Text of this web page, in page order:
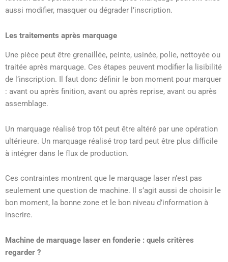
aussi modifier, masquer ou dégrader l’inscription.
Les traitements après marquage
Une pièce peut être grenaillée, peinte, usinée, polie, nettoyée ou
traitée après marquage. Ces étapes peuvent modifier la lisibilité
de l’inscription. Il faut donc définir le bon moment pour marquer
: avant ou après finition, avant ou après reprise, avant ou après
assemblage.
Un marquage réalisé trop tôt peut être altéré par une opération
ultérieure. Un marquage réalisé trop tard peut être plus difficile
à intégrer dans le flux de production.
Ces contraintes montrent que le marquage laser n’est pas
seulement une question de machine. Il s’agit aussi de choisir le
bon moment, la bonne zone et le bon niveau d’information à
inscrire.
Machine de marquage laser en fonderie : quels critères
regarder ?